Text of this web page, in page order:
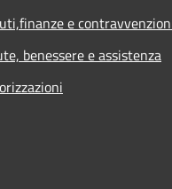
e
benessere e assistenza